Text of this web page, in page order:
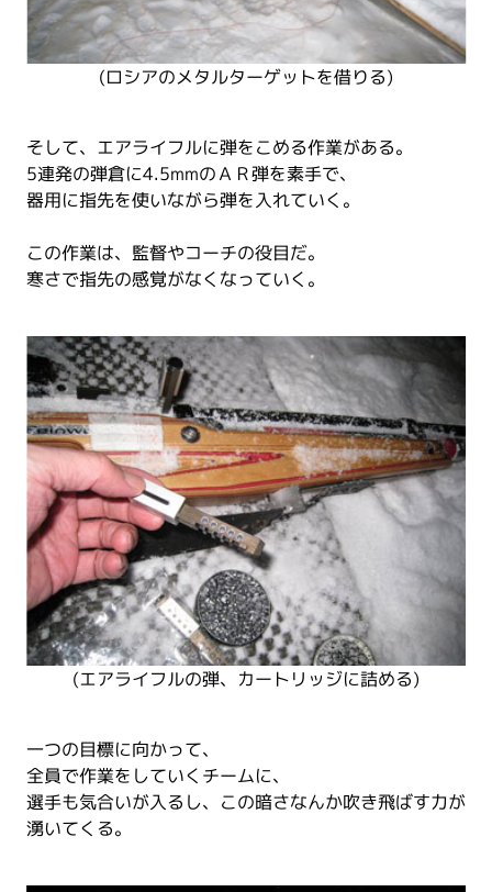
(ロシアのメタルターゲットを借りる)
そして、エアライフルに弾をこめる作業がある。
5連発の弾倉に4.5mmのＡＲ弾を素手で、
器用に指先を使いながら弾を入れていく。
この作業は、監督やコーチの役目だ。
寒さで指先の感覚がなくなっていく。
(エアライフルの弾、カートリッジに詰める)
一つの目標に向かって、
全員で作業をしていくチームに、
選手も気合いが入るし、この暗さなんか吹き飛ばす力が
湧いてくる。